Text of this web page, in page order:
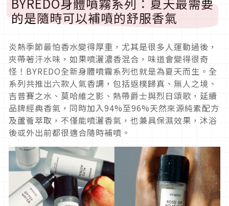
的是隨時可以補噴的舒服香氣
炎熱季節最怕香水變得厚重，尤其是很多人運動過後，
夾帶著汗水味，如果噴灑濃香混合，味道會變得很奇
怪！BYREDO全新身體噴霧系列也就是為夏天而生。全
系列共推出六款人氣香調，包括返樸歸真、無人之境、
吉普賽之水、莫哈維之影、熱帶爵士與烈日頌歌，延續
品牌經典香氣，同時加入94%至96%天然來源純素配方
及蘆薈萃取，不僅能噴灑香氣，也兼具保濕效果，沐浴
後或外出前都很適合隨時補噴。